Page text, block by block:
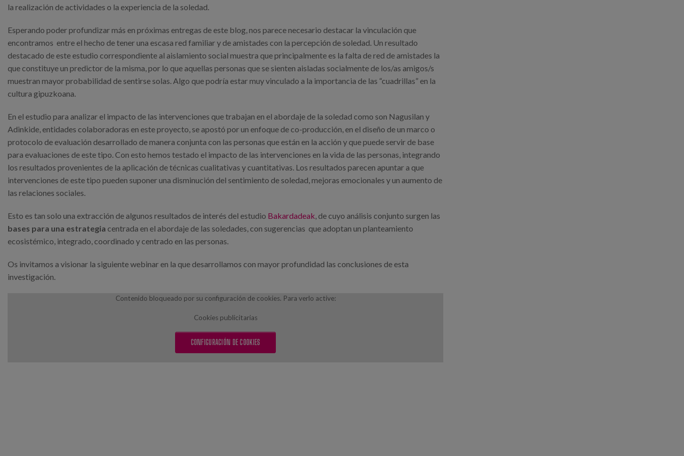
la realización de actividades o la experiencia de la soledad.
Esperando poder profundizar más en próximas entregas de este blog, nos parece necesario destacar la vinculación que
encontramos entre el hecho de tener una escasa red familiar y de amistades con la percepción de soledad. Un resultado
destacado de este estudio correspondiente al aislamiento social muestra que principalmente es la falta de red de amistades la
que constituye un predictor de la misma, por lo que aquellas personas que se sienten aisladas socialmente de los/as amigos/s
muestran mayor probabilidad de sentirse solas. Algo que podría estar muy vinculado a la importancia de las “cuadrillas” en la
cultura gipuzkoana.
En el estudio para analizar el impacto de las intervenciones que trabajan en el abordaje de la soledad como son Nagusilan y
Adinkide, entidades colaboradoras en este proyecto, se apostó por un enfoque de co-producción, en el diseño de un marco o
protocolo de evaluación desarrollado de manera conjunta con las personas que están en la acción y que puede servir de base
para evaluaciones de este tipo. Con esto hemos testado el impacto de las intervenciones en la vida de las personas, integrando
los resultados provenientes de la aplicación de técnicas cualitativas y cuantitativas. Los resultados parecen apuntar a que
intervenciones de este tipo pueden suponer una disminución del sentimiento de soledad, mejoras emocionales y un aumento de
las relaciones sociales.
Esto es tan solo una extracción de algunos resultados de interés del estudio Bakardadeak, de cuyo análisis conjunto surgen las
bases para una estrategia centrada en el abordaje de las soledades, con sugerencias que adoptan un planteamiento
ecosistémico, integrado, coordinado y centrado en las personas.
Os invitamos a visionar la siguiente webinar en la que desarrollamos con mayor profundidad las conclusiones de esta
investigación.
Contenido bloqueado por su configuración de cookies. Para verlo active:
Cookies publicitarias
CONFIGURACIÓN DE COOKIES